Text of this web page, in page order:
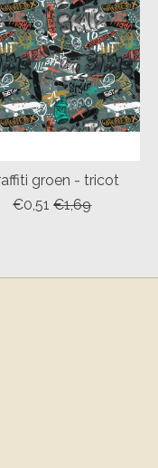
groen - tricot
€0,51 €1,69